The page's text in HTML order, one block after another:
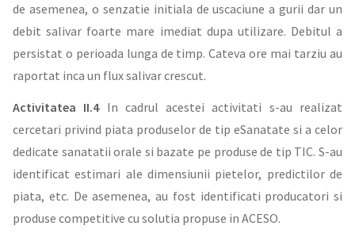
de asemenea, o senzatie initiala de uscaciune a gurii dar un
debit salivar foarte mare imediat dupa utilizare. Debitul a
persistat o perioada lunga de timp. Cateva ore mai tarziu au
raportat inca un flux salivar crescut.
Activitatea II.4In cadrul acestei activitati s-au realizat
cercetari privind piata produselor de tip eSanatate si a celor
dedicate sanatatii orale si bazate pe produse de tip TIC. S-au
identificat estimari ale dimensiunii pietelor, predictilor de
piata, etc. De asemenea, au fost identificati producatori si
produse competitive cu solutia propuse in ACESO.